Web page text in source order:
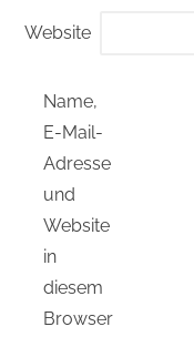
Website
Name,
E-Mail-
Adresse
und
Website
in
diesem
Browser